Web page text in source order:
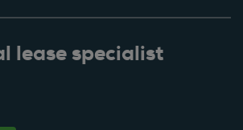
lease specialist